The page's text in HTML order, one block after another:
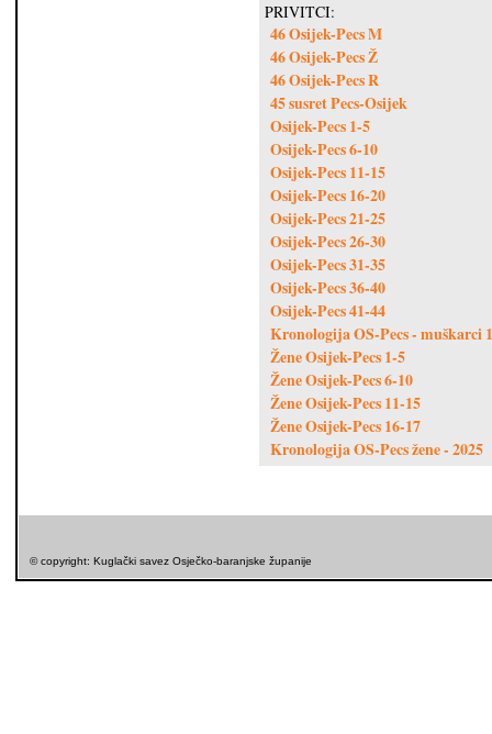
PRIVITCI:
46 Osijek-Pecs M
46 Osijek-Pecs Ž
46 Osijek-Pecs R
45 susret Pecs-Osijek
Osijek-Pecs 1-5
Osijek-Pecs 6-10
Osijek-Pecs 11-15
Osijek-Pecs 16-20
Osijek-Pecs 21-25
Osijek-Pecs 26-30
Osijek-Pecs 31-35
Osijek-Pecs 36-40
Osijek-Pecs 41-44
Kronologija OS-Pecs - muškarci
Žene Osijek-Pecs 1-5
Žene Osijek-Pecs 6-10
Žene Osijek-Pecs 11-15
Žene Osijek-Pecs 16-17
Kronologija OS-Pecs žene - 2025
© copyright: Kuglački savez Osječko-baranjske županije